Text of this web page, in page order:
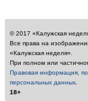
© 2017 «Калужская
Все права на
«Калужская неделя».
При полном или
Правовая информация,
персональных данных
18+